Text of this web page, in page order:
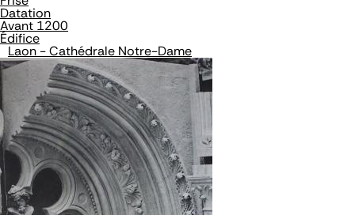
Datation
Avant 1200
Édifice
Laon - Cathédrale Notre-Dame